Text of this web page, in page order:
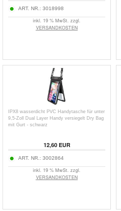
ART. NR.: 3018998
inkl. 19 % MwSt. zzgl.
VERSANDKOSTEN
IPX8 wasserdicht PVC Handytasche für unter
9,5-Zoll Dual Layer Handy versiegelt Dry Bag
mit Gurt - schwarz
12,60EUR
ART. NR.: 3002864
inkl. 19 % MwSt. zzgl.
VERSANDKOSTEN